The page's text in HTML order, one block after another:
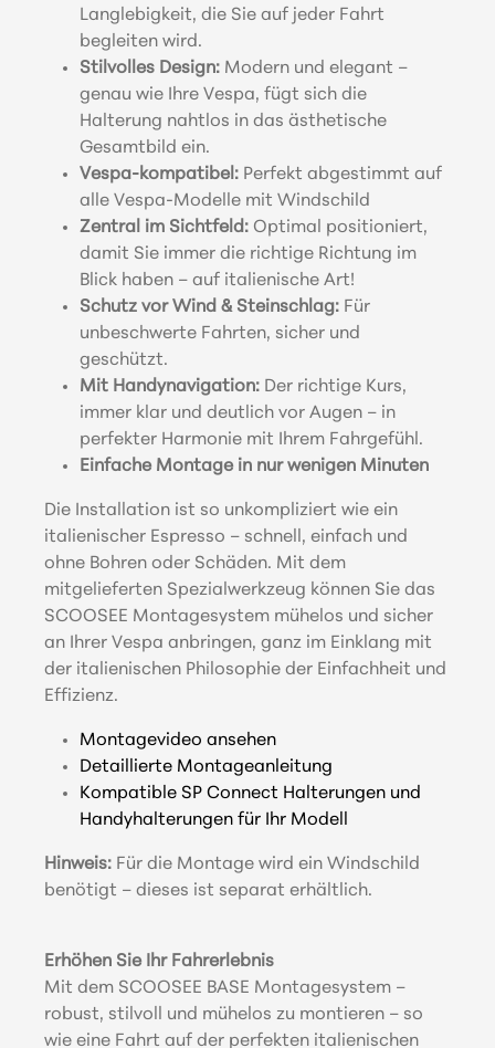
Langlebigkeit, die Sie auf jeder Fahrt
begleiten wird.
Stilvolles Design: Modern und elegant –
genau wie Ihre Vespa, fügt sich die
Halterung nahtlos in das ästhetische
Gesamtbild ein.
Vespa-kompatibel: Perfekt abgestimmt auf
alle Vespa-Modelle mit Windschild
Zentral im Sichtfeld: Optimal positioniert,
damit Sie immer die richtige Richtung im
Blick haben – auf italienische Art!
Schutz vor Wind & Steinschlag: Für
unbeschwerte Fahrten, sicher und
geschützt.
Mit Handynavigation: Der richtige Kurs,
immer klar und deutlich vor Augen – in
perfekter Harmonie mit Ihrem Fahrgefühl.
Einfache Montage in nur wenigen Minuten
Die Installation ist so unkompliziert wie ein
italienischer Espresso – schnell, einfach und
ohne Bohren oder Schäden. Mit dem
mitgelieferten Spezialwerkzeug können Sie das
SCOOSEE Montagesystem mühelos und sicher
an Ihrer Vespa anbringen, ganz im Einklang mit
der italienischen Philosophie der Einfachheit und
Effizienz.
Montagevideo ansehen
Detaillierte Montageanleitung
Kompatible SP Connect Halterungen und
Handyhalterungen für Ihr Modell
Hinweis: Für die Montage wird ein Windschild
benötigt – dieses ist separat erhältlich.
Erhöhen Sie Ihr Fahrerlebnis
Mit dem SCOOSEE BASE Montagesystem –
robust, stilvoll und mühelos zu montieren – so
wie eine Fahrt auf der perfekten italienischen